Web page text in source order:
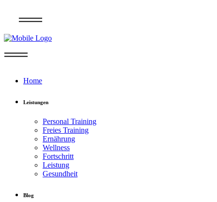
Home
Leistungen
Personal Training
Freies Training
Ernährung
Wellness
Fortschritt
Leistung
Gesundheit
Blog